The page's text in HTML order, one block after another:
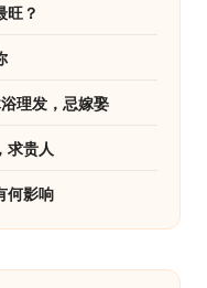
旺？
理发，忌嫁娶
求贵人
何影响